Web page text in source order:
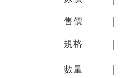
售價
規格
數量